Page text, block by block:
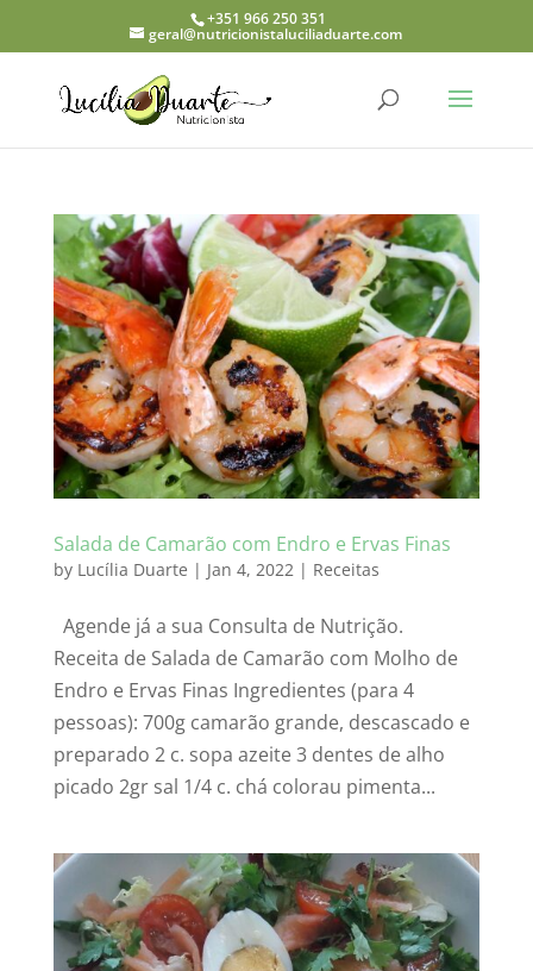
+351 966 250 351
geral@nutricionistaluciliaduarte.com
Salada de Camarão com Endro e Ervas Finas
by Lucília Duarte | Jan 4, 2022| Receitas
Agende já a sua Consulta de Nutrição.
Receita de Salada de Camarão com Molho de
Endro e Ervas Finas Ingredientes (para 4
pessoas): 700g camarão grande, descascado e
preparado 2 c. sopa azeite 3 dentes de alho
picado 2gr sal 1/4 c. chá colorau pimenta...